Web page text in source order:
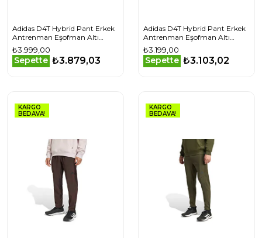
Adidas D4T Hybrid Pant Erkek
Antrenman Eşofman Altı
KA7242 Siyah
₺3.999,00
Sepette ₺3.879,03
Adidas D4T Hybrid Pant Erkek
Antrenman Eşofman Altı
KA7244 Lacivert
₺3.199,00
Sepette ₺3.103,02
KARGO
BEDAVA!
KARGO
BEDAVA!